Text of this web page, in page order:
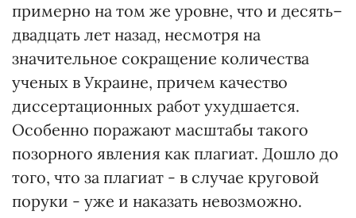
примерно на том же уровне, что и десять–
двадцать лет назад, несмотря на
значительное сокращение количества
ученых в Украине, причем качество
диссертационных работ ухудшается.
Особенно поражают масштабы такого
позорного явления как плагиат. Дошло до
того, что за плагиат - в случае круговой
поруки - уже и наказать невозможно.